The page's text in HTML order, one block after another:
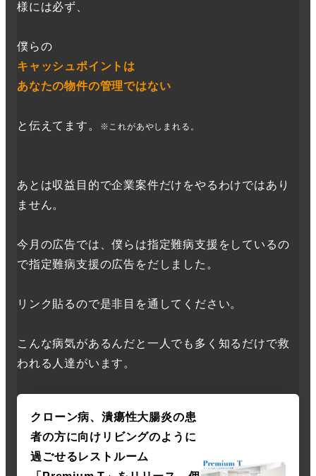
様には必ず、
僕らの
キャッシュポイントは
あなたの物件の管理ではない
と伝えてます。 ※これがあやしまれる。
あとは収益目的で企業案件だけをやるわけではあり
ません。
今月の広告では、僕らは指定難病支援をしているの
で指定難病支援の広告をだしました。
リンク貼るので是非目を通してください。
こんな病気があるんだと一人でも多く知るだけで救
われる人達がいます。
クローン病、潰瘍性大腸炎の患
者の方に向けリビングのように
過ごせるレストルーム